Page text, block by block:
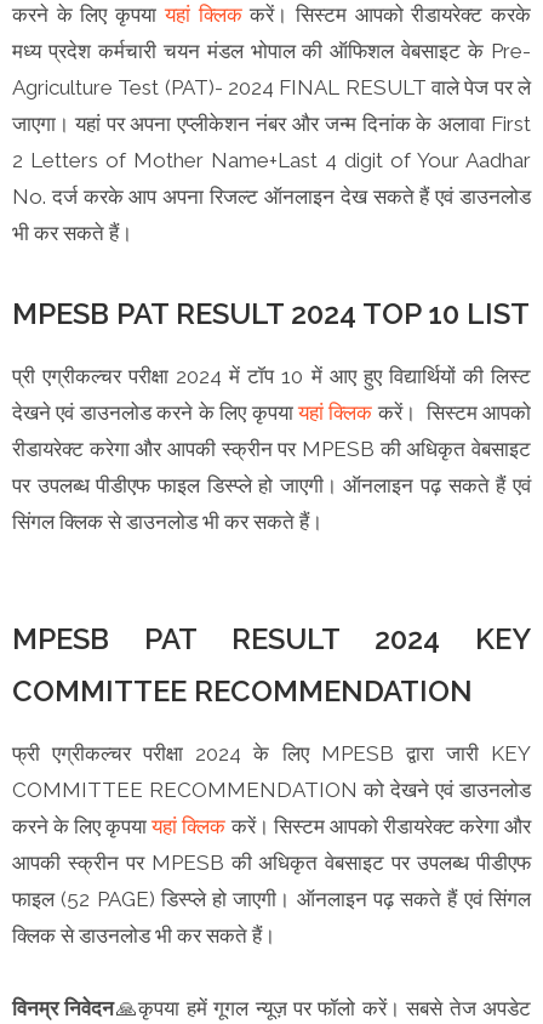
करने के लिए कृपयायहां क्लिककरें। सिस्टम आपको रीडायरेक्ट करके
मध्य प्रदेश कर्मचारी चयन मंडल भोपाल की ऑफिशल वेबसाइट के Pre-
Agriculture Test (PAT)- 2024 FINAL RESULT वाले पेज पर ले
जाएगा। यहां पर अपना एप्लीकेशन नंबर और जन्म दिनांक के अलावा First
2 Letters of Mother Name+Last 4 digit of Your Aadhar
No. दर्ज करके आप अपना रिजल्ट ऑनलाइन देख सकते हैं एवं डाउनलोड
भी कर सकते हैं।
MPESB PAT RESULT 2024 TOP 10 LIST
प्री एग्रीकल्चर परीक्षा 2024 में टॉप 10 में आए हुए विद्यार्थियों की लिस्ट
देखने एवं डाउनलोड करने के लिए कृपयायहां क्लिक करें। सिस्टम आपको
रीडायरेक्ट करेगा और आपकी स्क्रीन पर MPESB की अधिकृत वेबसाइट
पर उपलब्ध पीडीएफ फाइल डिस्प्ले हो जाएगी। ऑनलाइन पढ़ सकते हैं एवं
सिंगल क्लिक से डाउनलोड भी कर सकते हैं।
MPESB PAT RESULT 2024 KEY
COMMITTEE RECOMMENDATION
फ्री एग्रीकल्चर परीक्षा 2024 के लिए MPESB द्वारा जारी KEY
COMMITTEE RECOMMENDATION को देखने एवं डाउनलोड
करने के लिए कृपयायहां क्लिक करें। सिस्टम आपको रीडायरेक्ट करेगा और
आपकी स्क्रीन पर MPESB की अधिकृत वेबसाइट पर उपलब्ध पीडीएफ
फाइल (52 PAGE) डिस्प्ले हो जाएगी। ऑनलाइन पढ़ सकते हैं एवं सिंगल
क्लिक से डाउनलोड भी कर सकते हैं।
विनम्र निवेदन🙏कृपया हमें गूगल न्यूज़ पर फॉलो करें। सबसे तेज अपडेट